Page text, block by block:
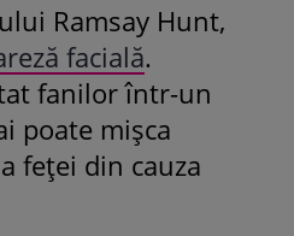
Ramsay Hunt,
facială.
fanilor într-un
poate mișca
feței din cauza